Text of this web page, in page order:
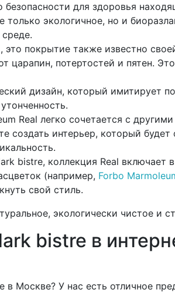
для здоровья
экологичное, но и
покрытие также известно
потертостей и пятен.
дизайн, который имитирует
Real легко сочетается с
интерьер, который будет
bistre, коллекция Real включает
(например, Forbo
свой стиль.
экологически чистое и
bistre в
У нас есть отличное